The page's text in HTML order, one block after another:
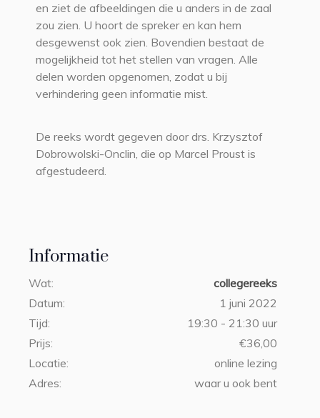
Informatie
Wat:
collegereeks
Datum:
1 juni 2022
Tijd:
19:30 - 21:30 uur
Prijs:
€36,00
Locatie:
online lezing
Adres:
waar u ook bent
en ziet de afbeeldingen die u anders in de zaal
zou zien. U hoort de spreker en kan hem
desgewenst ook zien. Bovendien bestaat de
mogelijkheid tot het stellen van vragen. Alle
delen worden opgenomen, zodat u bij
verhindering geen informatie mist.
De reeks wordt gegeven door drs. Krzysztof
Dobrowolski-Onclin, die op Marcel Proust is
afgestudeerd.